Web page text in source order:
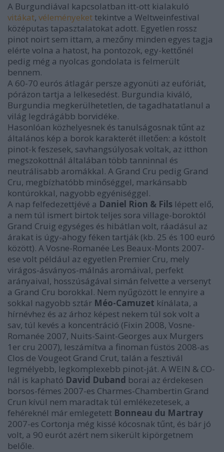
A Burgundiával kapcsolatban itt-ott kialakuló
vitákat, véleményeket tekintve a Weltweinfestival
középutas tapasztalatokat adott. Egyetlen rossz
pinot noirt sem ittam, a mezőny minden egyes tagja
elérte volna a hatost, ha pontozok, egy-kettőnél
pedig még a nyolcas gondolata is felmerült
bennem.
A 60-70 eurós átlagár persze agyonüti az eufóriát,
pórázon tartja a lelkesedést. Burgundia kiváló,
Burgundia megkerülhetetlen, de tagadhatatlanul a
világ legdrágább borvidéke.
Hasonlóan közhelyesnek és tanulságosnak tűnt az
általános kép a borok karakterét illetően: a kóstolt
pinot-k feszesek, savhangsúlyosak voltak, az itthon
megszokottnál általában több tanninnal és
neutrálisabb aromákkal. A Grand Cru pedig Grand
Cru, megbízhatóbb minőséggel, markánsabb
kontúrokkal, nagyobb egyéniséggel.
A nap felfedezettjévé a Daniel Rion & Fils lépett elő,
a nem túl ismert birtok teljes sora village-boroktól
Grand Cruig egységes és hibátlan volt, ráadásul az
árakat is úgy-ahogy féken tartják (kb. 25 és 100 euró
között). A Vosne-Romanée Les Beaux-Monts 2007-
ese volt például az egyetlen Premier Cru, mely
virágos-ásványos-málnás aromáival, perfekt
arányaival, hosszúságával simán felvette a versenyt
a Grand Cru borokkal. Nem nyűgözött le ennyire a
sokkal nagyobb sztár Méo-Camuzet kínálata, a
hírnévhez és az árhoz képest nekem túl sok volt a
sav, túl kevés a koncentráció (Fixin 2008, Vosne-
Romanée 2007, Nuits-Saint-Georges aux Murgers
1er cru 2007), leszámítva a finoman füstös 2008-as
Clos de Vougeot Grand Crut, talán a fesztivál
legmélyebb, legkomplexebb pinot-ját. A WEIN & CO-
nál is kapható David Duband borai az érdekesen
borsos-fémes 2007-es Charmes-Chambertin Grand
Crun kívül nem maradtak túl emlékezetesek, a
fehéreknél már emlegetett Bonneau du Martray
2007-es Cortonja még kissé kócosnak tűnt, és bár jó
volt, a 90 eurót azért nem sikerült kipörgetnem
belőle.